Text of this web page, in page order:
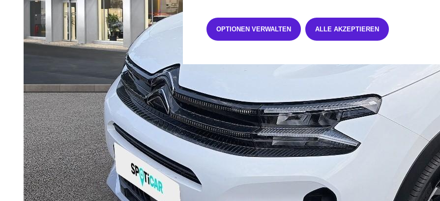
OPTIONEN VERWALTEN ALLE AKZEPTIEREN